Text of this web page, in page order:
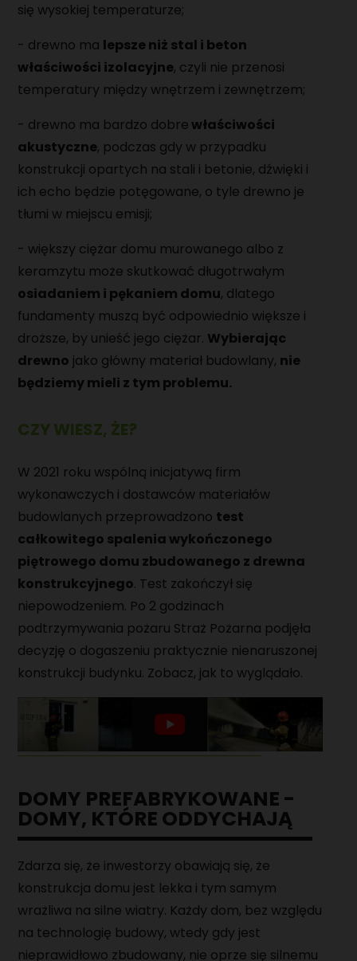
się wysokiej temperaturze;
- drewno ma lepsze niż stal i beton
właściwości izolacyjne, czyli nie przenosi
temperatury między wnętrzem i zewnętrzem;
- drewno ma bardzo dobrewłaściwości
akustyczne, podczas gdy w przypadku
konstrukcji opartych na stali i betonie, dźwięki i
ich echo będzie potęgowane, o tyle drewno je
tłumi w miejscu emisji;
- większy ciężar domu murowanego albo z
keramzytu może skutkować długotrwałym
osiadaniem i pękaniem domu, dlatego
fundamenty muszą być odpowiednio większe i
droższe, by unieść jego ciężar. Wybierając
drewno jako główny materiał budowlany, nie
będziemy mieli z tym problemu.
CZY WIESZ, ŻE?
W 2021 roku wspólną inicjatywą firm
wykonawczych i dostawców materiałów
budowlanych przeprowadzono test
całkowitego spalenia wykończonego
piętrowego domu zbudowanego z drewna
konstrukcyjnego. Test zakończył się
niepowodzeniem. Po 2 godzinach
podtrzymywania pożaru Straż Pożarna podjęła
decyzję o dogaszeniu praktycznie nienaruszonej
konstrukcji budynku. Zobacz, jak to wyglądało.
DOMY PREFABRYKOWANE -
DOMY, KTÓRE ODDYCHAJĄ
Zdarza się, że inwestorzy obawiają się, że
konstrukcja domu jest lekka i tym samym
wrażliwa na silne wiatry. Każdy dom, bez względu
na technologię budowy, wtedy gdy jest
nieprawidłowo zbudowany, nie oprze się silnemu